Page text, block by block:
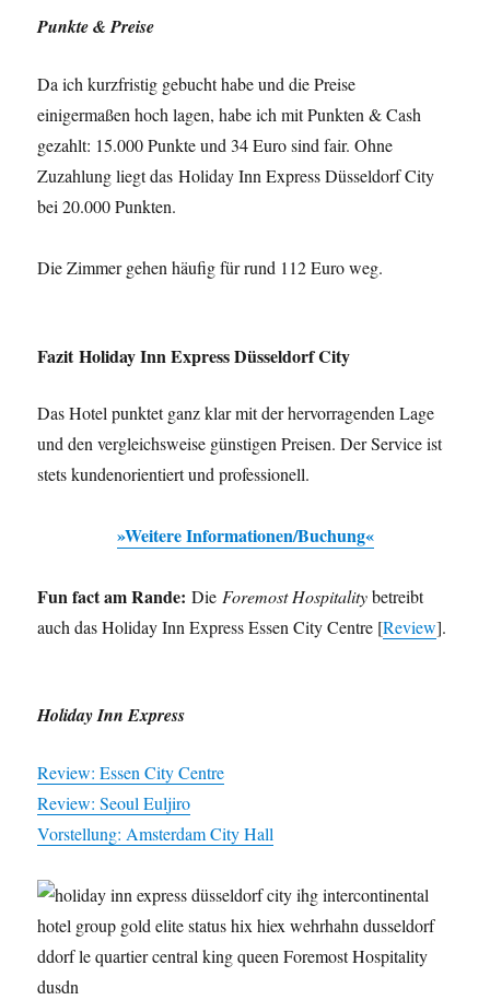
Punkte & Preise
Da ich kurzfristig gebucht habe und die Preise
einigermaßen hoch lagen, habe ich mit Punkten & Cash
gezahlt: 15.000 Punkte und 34 Euro sind fair. Ohne
Zuzahlung liegt das Holiday Inn Express Düsseldorf City
bei 20.000 Punkten.
Die Zimmer gehen häufig für rund 112 Euro weg.
Fazit Holiday Inn Express Düsseldorf City
Das Hotel punktet ganz klar mit der hervorragenden Lage
und den vergleichsweise günstigen Preisen. Der Service ist
stets kundenorientiert und professionell.
»Weitere Informationen/Buchung«
Fun fact am Rande: Die Foremost Hospitalitybetreibt
auch das Holiday Inn Express Essen City Centre [Review].
Holiday Inn Express
Review: Essen City Centre
Review: Seoul Euljiro
Vorstellung: Amsterdam City Hall